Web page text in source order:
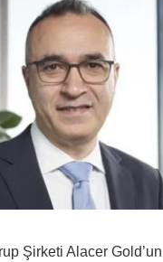
Şirketi Alacer